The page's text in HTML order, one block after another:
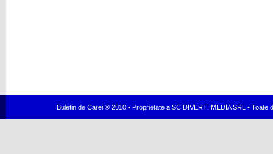
Buletin de Carei ® 2010 • Proprietate a SC DIVERTI MEDIA SRL •